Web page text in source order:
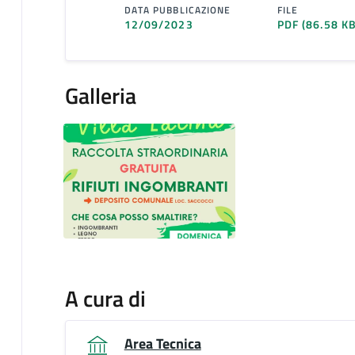
DATA PUBBLICAZIONE
12/09/2023
FILE
PDF(86.58
Galleria
A cura di
Area Tecnica